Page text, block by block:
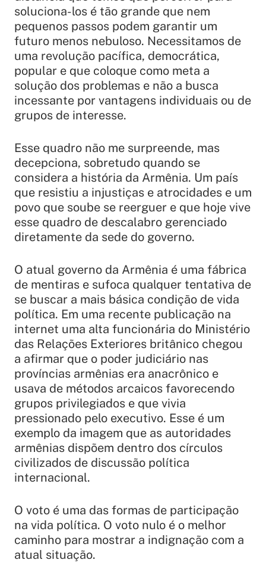
soluciona-los é tão grande que nem
pequenos passos podem garantir um
futuro menos nebuloso. Necessitamos de
uma revolução pacífica, democrática,
popular e que coloque como meta a
solução dos problemas e não a busca
incessante por vantagens individuais ou de
grupos de interesse.
Esse quadro não me surpreende, mas
decepciona, sobretudo quando se
considera a história da Armênia. Um país
que resistiu a injustiças e atrocidades e um
povo que soube se reerguer e que hoje vive
esse quadro de descalabro gerenciado
diretamente da sede do governo.
O atual governo da Armênia é uma fábrica
de mentiras e sufoca qualquer tentativa de
se buscar a mais básica condição de vida
política. Em uma recente publicação na
internet uma alta funcionária do Ministério
das Relações Exteriores britânico chegou
a afirmar que o poder judiciário nas
províncias armênias era anacrônico e
usava de métodos arcaicos favorecendo
grupos privilegiados e que vivia
pressionado pelo executivo. Esse é um
exemplo da imagem que as autoridades
armênias dispõem dentro dos círculos
civilizados de discussão política
internacional.
O voto é uma das formas de participação
na vida política. O voto nulo é o melhor
caminho para mostrar a indignação com a
atual situação.